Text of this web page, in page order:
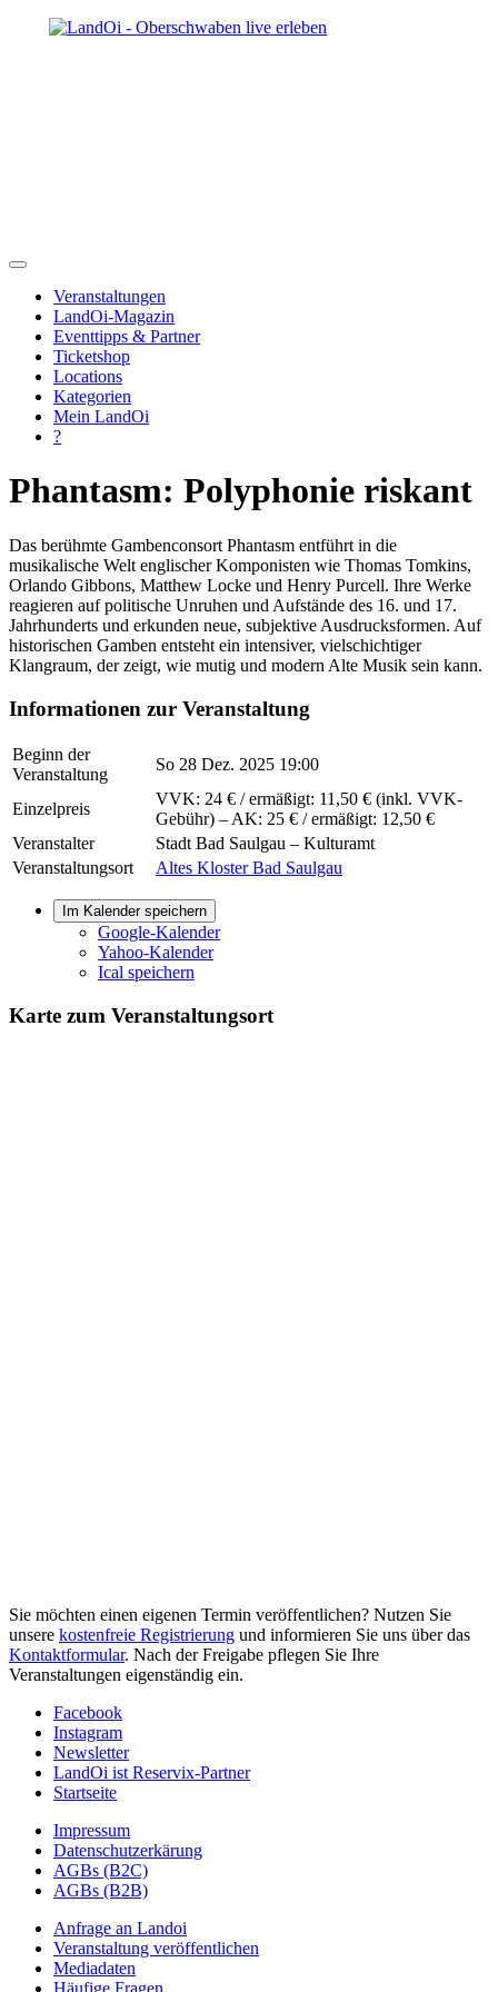
Veranstaltungen
LandOi-Magazin
Eventtipps & Partner
Ticketshop
Locations
Kategorien
Mein LandOi
?
Phantasm: Polyphonie riskant
Das berühmte Gambenconsort Phantasm entführt in die
musikalische Welt englischer Komponisten wie Thomas Tomkins,
Orlando Gibbons, Matthew Locke und Henry Purcell. Ihre Werke
reagieren auf politische Unruhen und Aufstände des 16. und 17.
Jahrhunderts und erkunden neue, subjektive Ausdrucksformen. Auf
historischen Gamben entsteht ein intensiver, vielschichtiger
Klangraum, der zeigt, wie mutig und modern Alte Musik sein kann.
Informationen zur Veranstaltung
Beginn der
Veranstaltung
So 28 Dez. 2025 19:00
Einzelpreis
VVK: 24 € / ermäßigt: 11,50 € (inkl. VVK-
Gebühr) – AK: 25 € / ermäßigt: 12,50 €
Veranstalter
Stadt Bad Saulgau – Kulturamt
Veranstaltungsort
Altes Kloster Bad Saulgau
Im Kalender speichern
Google-Kalender
Yahoo-Kalender
Ical speichern
Karte zum Veranstaltungsort
Sie möchten einen eigenen Termin veröffentlichen? Nutzen Sie
unsere kostenfreie Registrierung und informieren Sie uns über das
Kontaktformular. Nach der Freigabe pflegen Sie Ihre
Veranstaltungen eigenständig ein.
Facebook
Instagram
Newsletter
LandOi ist Reservix-Partner
Startseite
Impressum
Datenschutzerkärung
AGBs (B2C)
AGBs (B2B)
Anfrage an Landoi
Veranstaltung veröffentlichen
Mediadaten
Häufige Fragen